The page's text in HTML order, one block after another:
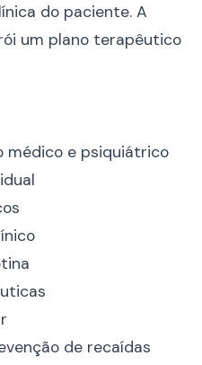
do paciente. A
um plano terapêutico
médico e psiquiátrico
de recaídas